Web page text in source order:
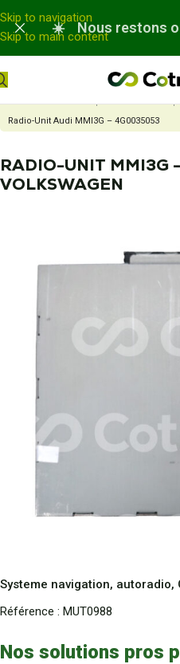
Panneau de gestion des cookies
Skip to navigation
Skip to main content
☀️ Nous restons
Accueil Nos réparations
Radio-Unit Audi MMI3G – 4G0035053
RADIO-UNIT MMI3G
VOLKSWAGEN
Systeme navigation, autoradio,
Référence : MUT0988
Nos solutions pros